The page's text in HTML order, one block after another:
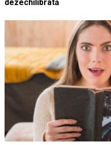
dezechilibrată